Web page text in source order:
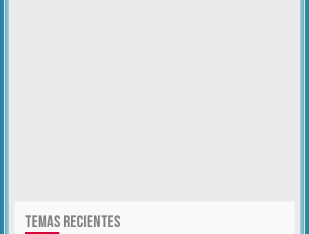
TEMAS RECIENTES